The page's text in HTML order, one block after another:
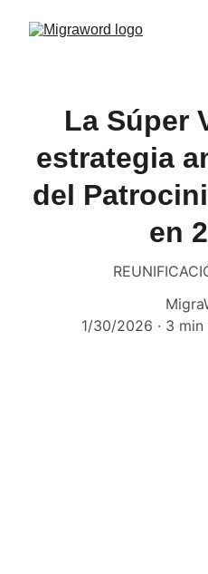
La Súper
estrategia
del
en
1/30/2026
3